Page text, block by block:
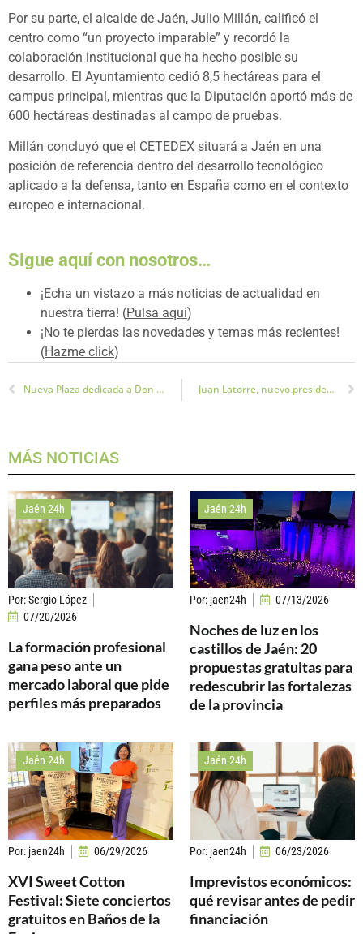
Por su parte, el alcalde de Jaén, Julio Millán, calificó el
centro como “un proyecto imparable” y recordó la
colaboración institucional que ha hecho posible su
desarrollo. El Ayuntamiento cedió 8,5 hectáreas para el
campus principal, mientras que la Diputación aportó más de
600 hectáreas destinadas al campo de pruebas.
Millán concluyó que el CETEDEX situará a Jaén en una
posición de referencia dentro del desarrollo tecnológico
aplicado a la defensa, tanto en España como en el contexto
europeo e internacional.
Sigue aquí con nosotros…
¡Echa un vistazo a más noticias de actualidad en
nuestra tierra! (Pulsa aquí)
¡No te pierdas las novedades y temas más recientes!
(Hazme click)
Nueva Plaza dedicada a Don Bosco en Polígono del Valle Juan Latorre, nuevo presidente de la Diputación de Jaén
MÁS NOTICIAS
Jaén 24h
Por:Sergio López
07/20/2026
La formación profesional
gana peso ante un
mercado laboral que pide
perfiles más preparados
Jaén 24h
Por: jaen24h 07/13/2026
Noches de luz en los
castillos de Jaén: 20
propuestas gratuitas para
redescubrir las fortalezas
de la provincia
Jaén 24h
Por: jaen24h 06/29/2026
XVI Sweet Cotton
Festival: Siete conciertos
gratuitos en Baños de la
Jaén 24h
Por: jaen24h 06/23/2026
Imprevistos económicos:
qué revisar antes de pedir
financiación